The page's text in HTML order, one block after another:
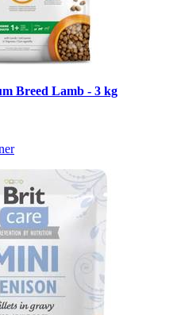
Breed Lamb - 3 kg